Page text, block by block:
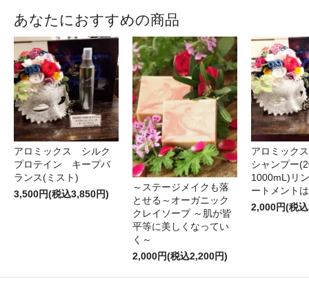
あなたにおすすめの商品
アロミックス シルク
プロテイン キープバ
ランス(ミスト)
3,500円(税込3,850円)
～ステージメイクも落
とせる～オーガニック
クレイソープ ～肌が皆
平等に美しくなってい
く～
2,000円(税込2,200円)
アロミック
シャンプー
1000mL)リ
ートメント
2,000円(税